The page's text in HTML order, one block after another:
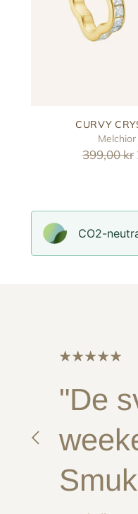
CURVY
Reguler
399,00 kr
CO2-
"De